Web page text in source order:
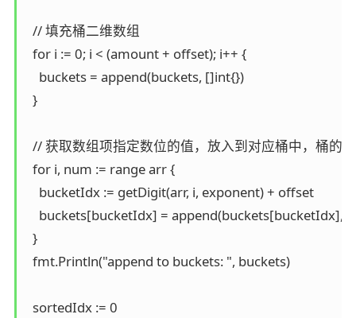
  // 填充桶二维数组
  for i := 0; i < (amount + offset); i++ {
    buckets = append(buckets, []int{})
  }
// 获取数组项指定数位的值，放入到对应桶中，桶的
  for i, num := range arr {
    bucketIdx := getDigit(arr, i, exponent) + offset
buckets[bucketIdx] = append(buckets[bucketIdx],
  }
  fmt.Println("append to buckets: ", buckets)
  sortedIdx := 0